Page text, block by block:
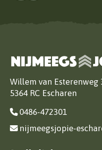
Willem van Esterenweg
5364 RC Escharen
0486-472301
nijmeegsjopie-